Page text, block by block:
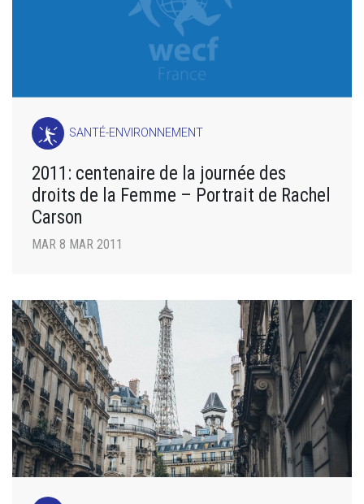
SANTÉ-ENVIRONNEMENT
2011: centenaire de la journée des
droits de la Femme – Portrait de Rachel
Carson
MAR 8 MAR 2011